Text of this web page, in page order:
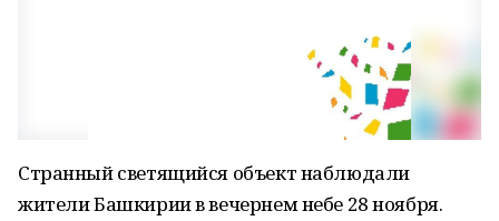
Странный светящийся объект наблюдали
жители Башкирии в вечернем небе 28 ноября.